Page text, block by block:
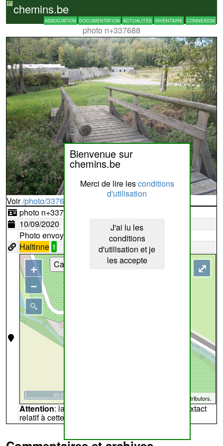
chemins.be
ASSOCIATION DOCUMENTATION ACTUALITÉS INVENTAIRE CONNEXION
photo n+337688
Bienvenue sur
chemins.be
Merci de lire lesconditions
d'utilisation
J'ai lu les
conditions
d'utilisation et je
les accepte
Voir/photo/337688?typ=d
photo n+337688
10/09/2020
Photo envoyée par
fge1
Haltinne 1
contributors.
50 m
+
−
⤢
Cartes
Attention: la carte peut ne pas refléter l'endroit extact
relatif à cette archive